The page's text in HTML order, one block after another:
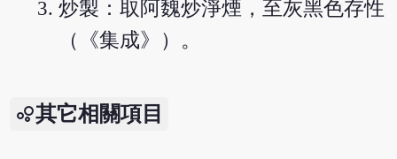
炒製：取阿魏炒淨煙，至灰黑色存性
（《集成》）。
其它相關項目